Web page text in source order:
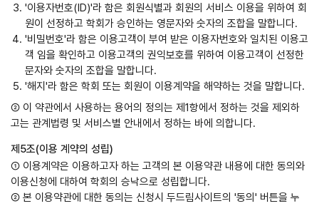
'이용자번호(ID)'라 함은 회원식별과 회원의 서비스 이용을 위하여 회
원이 선정하고 학회가 승인하는 영문자와 숫자의 조합을 말합니다.
'비밀번호'라 함은 이용고객이 부여 받은 이용자번호와 일치된 이용고
객 임을 확인하고 이용고객의 권익보호를 위하여 이용고객이 선정한
문자와 숫자의 조합을 말합니다.
'해지'라 함은 학회 또는 회원이 이용계약을 해약하는 것을 말합니다.
② 이 약관에서 사용하는 용어의 정의는 제1항에서 정하는 것을 제외하
고는 관계법령 및 서비스별 안내에서 정하는 바에 의합니다.
제5조(이용 계약의 성립)
① 이용계약은 이용하고자 하는 고객의 본 이용약관 내용에 대한 동의와
이용신청에 대하여 학회의 승낙으로 성립합니다.
② 본 이용약관에 대한 동의는 신청시 두드림사이트의 '동의' 버튼을 누